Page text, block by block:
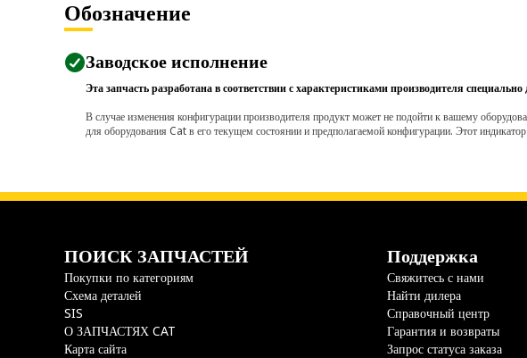
Обозначение
Заводское исполнение
Эта запчасть разработана в соответствии с характеристиками производителя
В случае изменения конфигурации производителя продукт может не подойти к вашему
для оборудования Cat в его текущем состоянии и предполагаемой конфигурации. Этот
ПОИСК ЗАПЧАСТЕЙ
Покупки по категориям
Схема деталей
SIS
О ЗАПЧАСТЯХ CAT
Карта сайта
Поддержка
Свяжитесь с нами
Найти дилера
Справочный центр
Гарантия и возвраты
Запрос статуса заказа